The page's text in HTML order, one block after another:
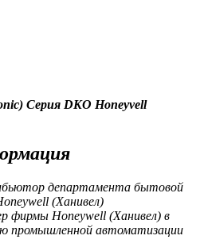
Серия DKO Honeyvell
департамента бытовой
(Ханивел)
фирмы Honeywell (Ханивел) в
промышленной автоматизации